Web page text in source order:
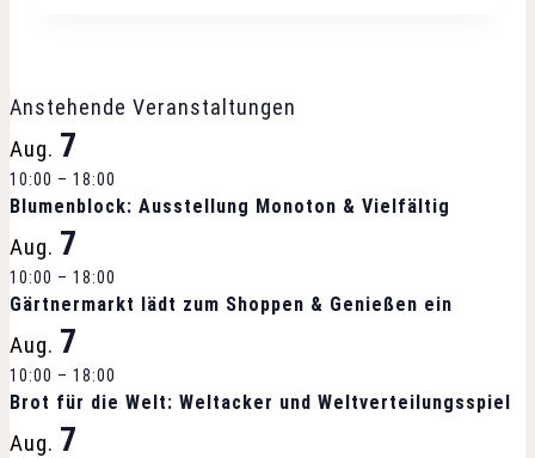
n
s
t
a
l
t
u
Anstehende Veranstaltungen
Aug. 7
10:00 – 18:00
Blumenblock: Ausstellung Monoton & Vielfältig
Aug. 7
10:00 – 18:00
Gärtnermarkt lädt zum Shoppen & Genießen ein
Aug. 7
10:00 – 18:00
Brot für die Welt: Weltacker und Weltverteilungsspiel
Aug. 7